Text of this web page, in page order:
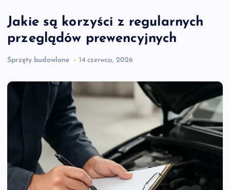
Jakie są korzyści z regularnych
przeglądów prewencyjnych
Sprzęty budowlane 14 czerwca, 2026